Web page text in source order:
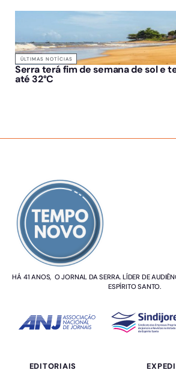
ÚLTIMAS NOTÍCIAS
Serra terá fim de semana de sol e
até 32°C
HÁ 41 ANOS, O JORNAL DA SERRA. LÍDER DE
ESPÍRITO SANTO.
EDITORIAIS